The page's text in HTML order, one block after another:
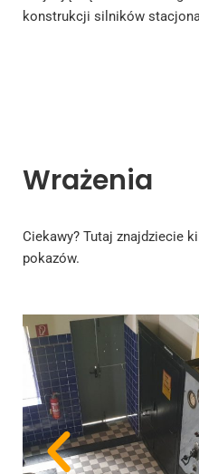
konstrukcji silników
Wrażenia
Ciekawy? Tutaj znajdziecie
pokazów.